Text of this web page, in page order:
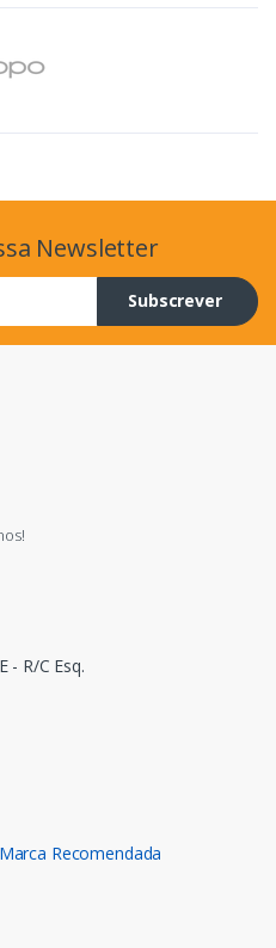
Newsletter
Subscrever
- R/C Esq.
Marca Recomendada